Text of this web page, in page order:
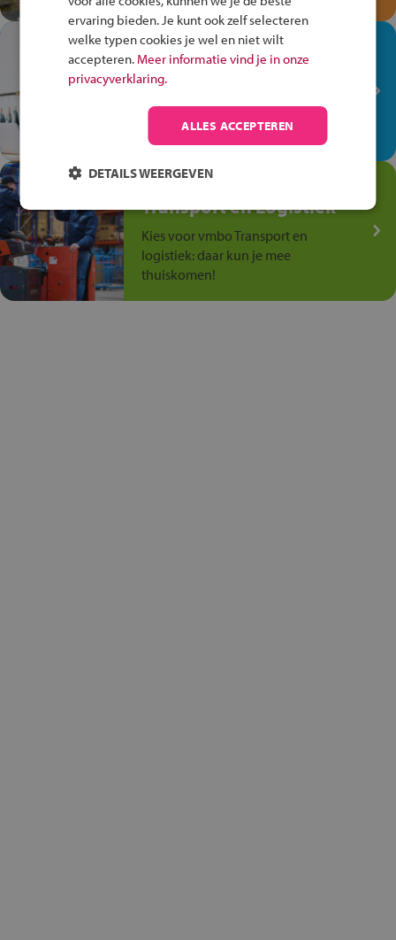
In de winkel ben je op je
plek!
op de winkelvloer, waar elke dag
anders is!
Jouw talent in de
Transport en Logistiek
Kies voor vmbo Transport en
logistiek: daar kun je mee
thuiskomen!
ervaring bieden. Je kunt ook zelf selecteren
welke typen cookies je wel en niet wilt
accepteren. Meer informatie vind je in onze
privacyverklaring.
ALLES ACCEPTEREN
DETAILS WEERGEVEN